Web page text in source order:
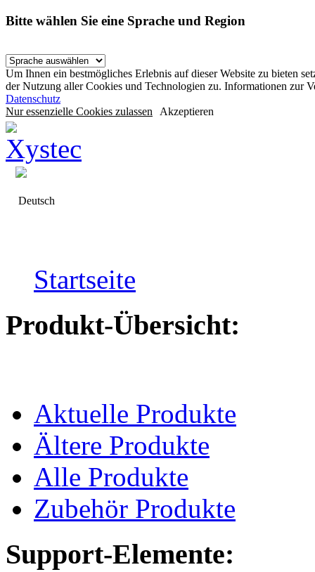
Bitte wählen Sie eine Sprache und Region
Um Ihnen ein bestmögliches Erlebnis auf dieser Website zu bieten
der Nutzung aller Cookies und Technologien zu. Informationen zur
Datenschutz
Nur essenzielle Cookies zulassen Akzeptieren
Deutsch
Startseite
Produkt-Übersicht:
Aktuelle Produkte
Ältere Produkte
Alle Produkte
Zubehör Produkte
Support-Elemente: